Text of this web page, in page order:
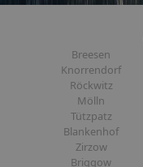
Breesen
Knorrendorf
Röckwitz
Mölln
Tützpatz
Blankenhof
Zirzow
Briggow